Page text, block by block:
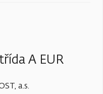
A EUR
a.s.